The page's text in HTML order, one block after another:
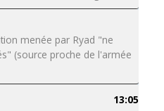
menée par Ryad "ne
(source proche de l'armée
13:05